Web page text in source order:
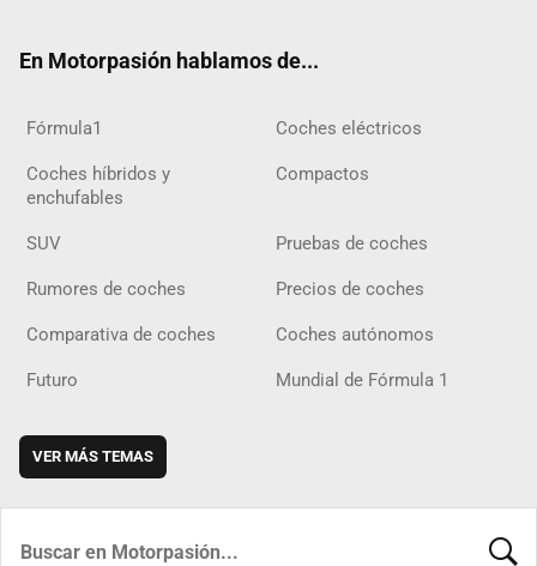
En Motorpasión hablamos de...
Fórmula1 Coches eléctricos
Coches híbridos y
enchufables
Compactos
SUV Pruebas de coches
Rumores de coches Precios de coches
Comparativa de coches Coches autónomos
Futuro Mundial de Fórmula 1
VER MÁS TEMAS